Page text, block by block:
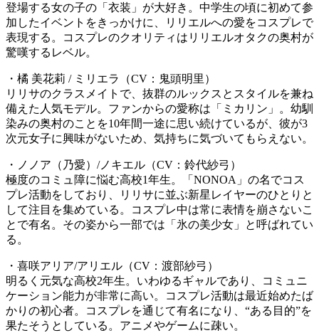
登場する女の子の「衣装」が大好き。中学生の頃に初めて参
加したイベントをきっかけに、リリエルへの愛をコスプレで
表現する。コスプレのクオリティはリリエルオタクの奥村が
驚嘆するレベル。
・橘 美花莉 / ミリエラ（CV：鬼頭明里）
リリサのクラスメイトで、抜群のルックスとスタイルを兼ね
備えた人気モデル。ファンからの愛称は「ミカリン」。幼馴
染みの奥村のことを10年間一途に思い続けているが、彼が3
次元女子に興味がないため、気持ちに気づいてもらえない。
・ノノア（乃愛）/ノキエル（CV：鈴代紗弓）
極度のコミュ障に悩む高校1年生。「NONOA」の名でコス
プレ活動をしており、リリサに並ぶ新星レイヤーのひとりと
して注目を集めている。コスプレ中は常に表情を崩さないこ
とで有名。その姿から一部では「氷の美少女」と呼ばれてい
る。
・喜咲アリア/アリエル（CV：渡部紗弓）
明るく元気な高校2年生。いわゆるギャルであり、コミュニ
ケーション能力が非常に高い。コスプレ活動は最近始めたば
かりの初心者。コスプレを通じて有名になり、“ある目的”を
果たそうとしている。アニメやゲームに疎い。